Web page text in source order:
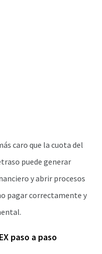
caro que la cuota del
puede generar
y abrir procesos
pagar correctamente y
paso a paso